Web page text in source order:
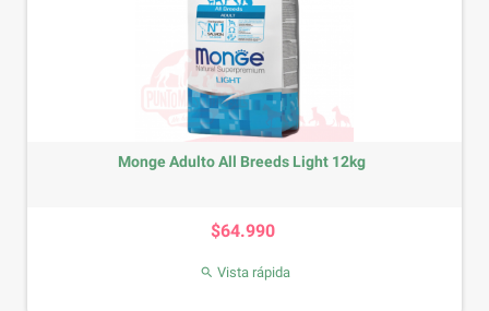
Monge Adulto All Breeds Light 12kg
$64.990
 Vista rápida